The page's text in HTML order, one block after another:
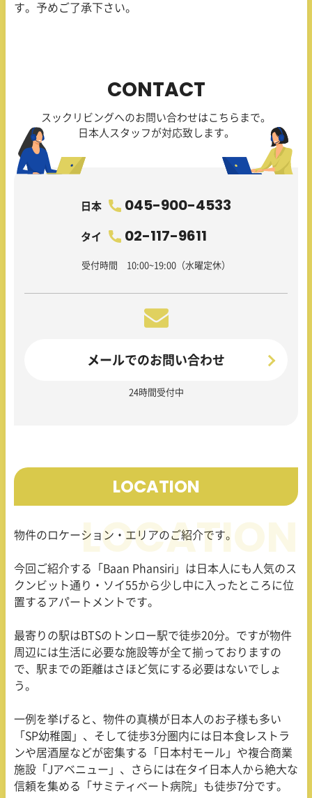
す。予めご了承下さい。
CONTACT
スックリビングへのお問い合わせはこちらまで。
日本人スタッフが対応致します。
日本 045-900-4533
タイ 02-117-9611
受付時間 10:00~19:00（水曜定休）
メールでのお問い合わせ
24時間受付中
LOCATION
物件のロケーション・エリアのご紹介です。
今回ご紹介する「Baan Phansiri」は日本人にも人気のス
クンビット通り・ソイ55から少し中に入ったところに位
置するアパートメントです。
最寄りの駅はBTSのトンロー駅で徒歩20分。ですが物件
周辺には生活に必要な施設等が全て揃っておりますの
で、駅までの距離はさほど気にする必要はないでしょ
う。
一例を挙げると、物件の真横が日本人のお子様も多い
「SP幼稚園」、そして徒歩3分圏内には日本食レストラ
ンや居酒屋などが密集する「日本村モール」や複合商業
施設「Jアベニュー」、さらには在タイ日本人から絶大な
信頼を集める「サミティベート病院」も徒歩7分です。